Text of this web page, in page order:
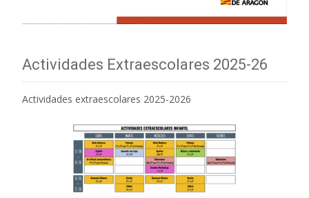
Actividades Extraescolares 2025-26
Actividades extraescolares 2025-2026